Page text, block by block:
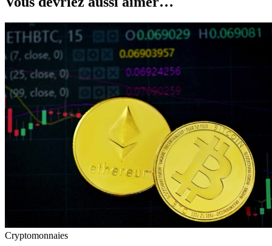
Cryptomonnaies